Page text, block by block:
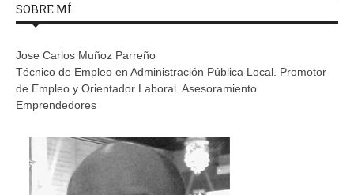
SOBRE MÍ
Jose Carlos Muñoz Parreño
Técnico de Empleo en Administración Pública Local. Promotor
de Empleo y Orientador Laboral. Asesoramiento
Emprendedores